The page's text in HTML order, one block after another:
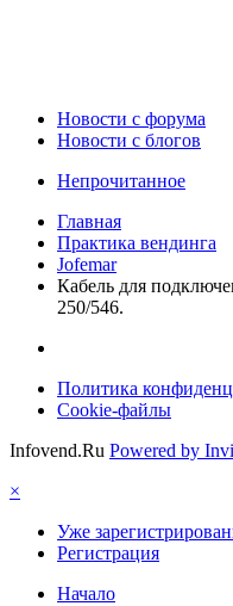
Новости c форума
Новости с блогов
Непрочитанное
Главная
Практика вендинга
Jofemar
Кабель для
250/546.
Политика
Cookie-файлы
Infovend.Ru Powered by
×
Уже
Регистрация
Начало